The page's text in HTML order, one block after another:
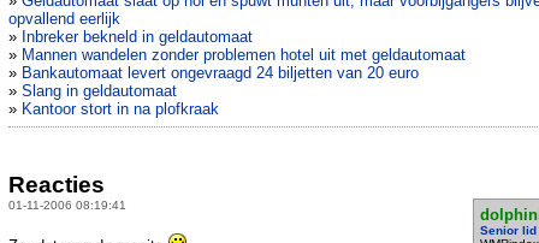
opvallend eerlijk
» Inbreker bekneld in geldautomaat
» Mannen wandelen zonder problemen hotel uit met geldautomaat
» Bankautomaat levert ongevraagd 24 biljetten van 20 euro
» Slang in geldautomaat
» Kantoor stort in na plofkraak
Reacties
01-11-2006 08:19:41
Senior lid